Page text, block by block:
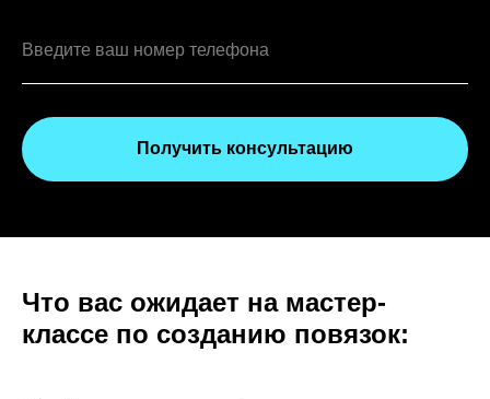
Получить консультацию
Что вас ожидает на мастер-
классе по созданию повязок: